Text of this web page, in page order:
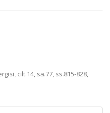
cilt.14, sa.77, ss.815-828,